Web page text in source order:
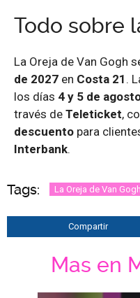
Todo sobre
La Oreja de Van Gogh
de 2027 en Costa 21 .
los días 4 y 5 de
través de Teleticket,
descuento para
Interbank.
Tags: La Oreja de Van Gogh
Compartir
Mas en